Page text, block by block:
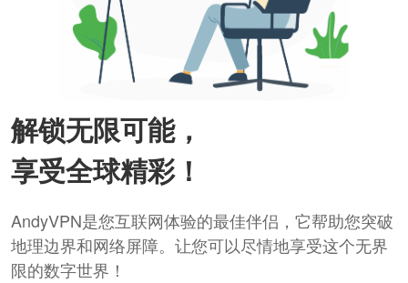
解锁无限可能，
享受全球精彩！
AndyVPN是您互联网体验的最佳伴侣，它帮助您突破
地理边界和网络屏障。让您可以尽情地享受这个无界
限的数字世界！